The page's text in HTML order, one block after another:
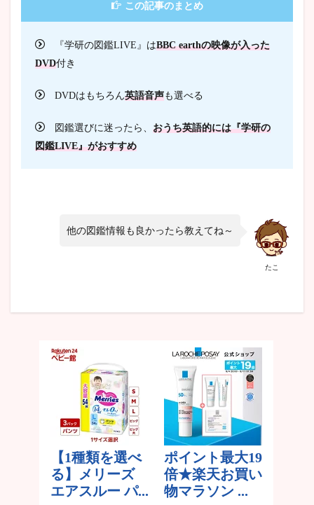
この記事のまとめ
『学研の図鑑LIVE』はBBC earthの映像が入った
DVD付き
DVDはもちろん英語音声も選べる
図鑑選びに迷ったら、 おうち英語的には『学研の
図鑑LIVE』がおすすめ
たこ
他の図鑑情報も良かったら教えてね～